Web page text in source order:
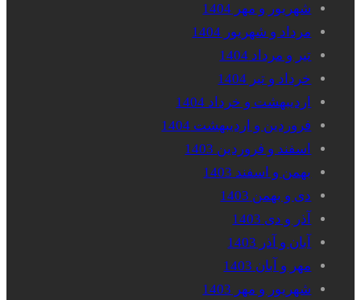
شهریور و مهر 1404
مرداد و شهریور 1404
تیر و مرداد 1404
خرداد و تیر 1404
اردیبهشت و خرداد 1404
فروردین و اردیبهشت 1404
اسفند و فروردین 1403
بهمن و اسفند 1403
دی و بهمن 1403
آذر و دی 1403
آبان و آذر 1403
مهر و آبان 1403
شهریور و مهر 1403